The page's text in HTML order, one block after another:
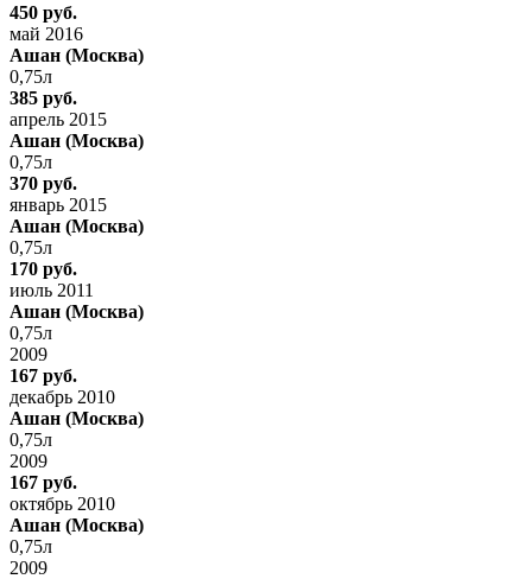
450 руб.
май 2016
Ашан (Москва)
0,75л
385 руб.
апрель 2015
Ашан (Москва)
0,75л
370 руб.
январь 2015
Ашан (Москва)
0,75л
170 руб.
июль 2011
Ашан (Москва)
0,75л
2009
167 руб.
декабрь 2010
Ашан (Москва)
0,75л
2009
167 руб.
октябрь 2010
Ашан (Москва)
0,75л
2009